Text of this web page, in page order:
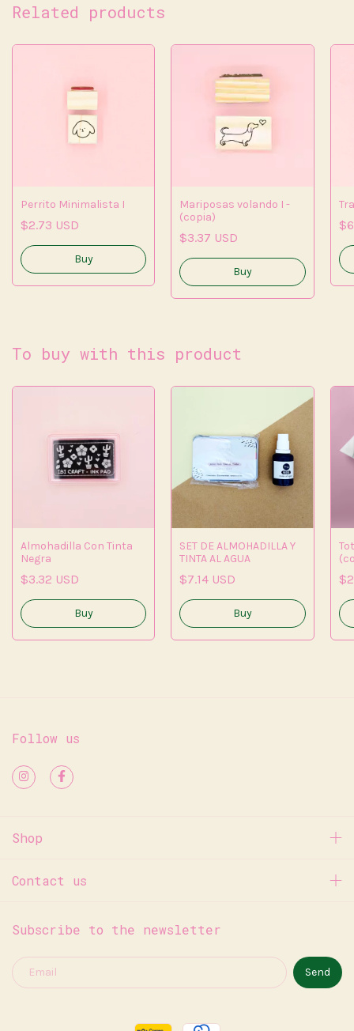
Related products
Perrito Minimalista I
$2.73 USD
Mariposas volando I -
(copia)
$3.37 USD
To buy with this product
Almohadilla Con Tinta
Negra
$3.32 USD
SET DE ALMOHADILLA Y
TINTA AL AGUA
$7.14 USD
Buy
Follow us
Shop
Contact us
Subscribe to the newsletter